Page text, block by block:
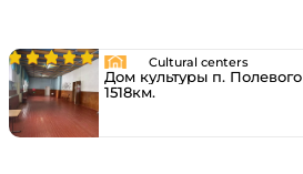
Cultural centers
Дом культуры п. Полевого
1518км.